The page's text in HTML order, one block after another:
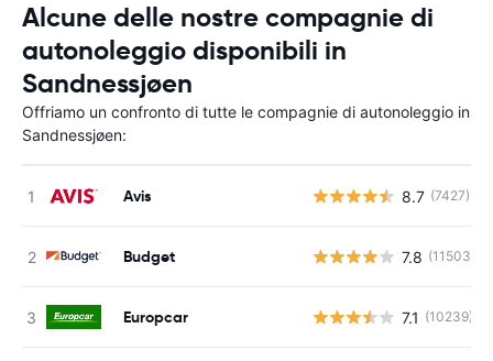
Alcune delle nostre compagnie di
autonoleggio disponibili in
Sandnessjøen
Offriamo un confronto di tutte le compagnie di autonoleggio in
Sandnessjøen:
Avis 8.7 (7427)
Budget 7.8 (11503)
Europcar 7.1 (10239)